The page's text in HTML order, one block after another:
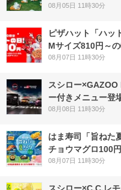
08月05日 11時30分
ピザハット「ハッ
Mサイズ810円～
08月07日 11時30分
スシロー
ー付きメニュー登
08月08日 11時30分
はま寿司「旨ねた
チョウマグロ100
08月07日 11時30分